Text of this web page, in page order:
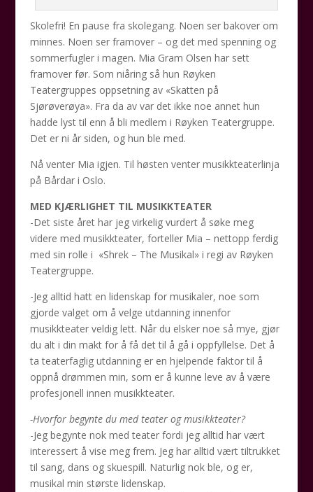
Skolefri! En pause fra skolegang. Noen ser bakover om
minnes. Noen ser framover – og det med spenning og
sommerfugler i magen. Mia Gram Olsen har sett
framover før. Som niåring så hun Røyken
Teatergruppes oppsetning av «Skatten på
Sjørøverøya». Fra da av var det ikke noe annet hun
hadde lyst til enn å bli medlem i Røyken Teatergruppe.
Det er ni år siden, og hun ble med.
Nå venter Mia igjen. Til høsten venter musikkteaterlinja
på Bårdar i Oslo.
MED KJÆRLIGHET TIL MUSIKKTEATER
-Det siste året har jeg virkelig vurdert å søke meg
videre med musikkteater, forteller Mia – nettopp ferdig
med sin rolle i «Shrek – The Musikal» i regi av Røyken
Teatergruppe.
-Jeg alltid hatt en lidenskap for musikaler, noe som
gjorde valget om å velge utdanning innenfor
musikkteater veldig lett. Når du elsker noe så mye, gjør
du alt i din makt for å få det til å gå i oppfyllelse. Det å
ta teaterfaglig utdanning er en hjelpende faktor til å
oppnå drømmen min, som er å kunne leve av å være
profesjonell innen musikkteater.
-Hvorfor begynte du med teater og musikkteater?
-Jeg begynte nok med teater fordi jeg alltid har vært
interessert å vise meg frem. Jeg har alltid vært tiltrukket
til sang, dans og skuespill. Naturlig nok ble, og er,
musikal min største lidenskap.